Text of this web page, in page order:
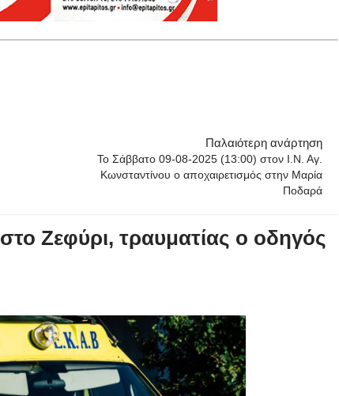
Παλαιότερη ανάρτηση
Το Σάββατο 09-08-2025 (13:00) στον Ι.Ν. Αγ.
Κωνσταντίνου ο αποχαιρετισμός στην Μαρία
Ποδαρά
Ζεφύρι, τραυματίας ο οδηγός